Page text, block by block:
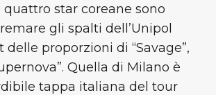
quattro star coreane sono
gli spalti dell’Unipol
proporzioni di “Savage”,
Quella di Milano è
tappa italiana del tour